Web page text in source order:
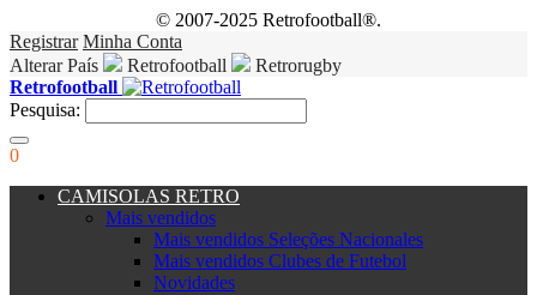
© 2007-2025 Retrofootball®.
Registrar Minha Conta
Alterar País
Retrofootball
Retrorugby
Retrofootball
Pesquisa:
0
CAMISOLAS RETRO
Mais vendidos
Mais vendidos Seleções Nacionales
Mais vendidos Clubes de Futebol
Novidades